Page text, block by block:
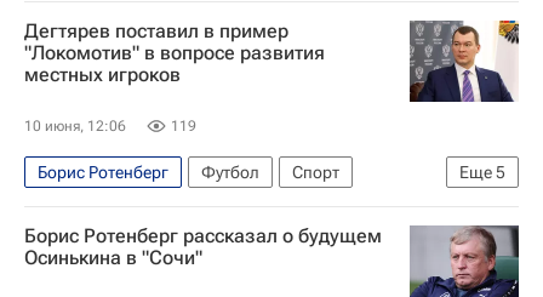
Дегтярев поставил в пример
"Локомотив" в вопросе развития
местных игроков
10 июня, 12:06 119
Еще5
Борис Ротенберг Футбол
Спорт
Россия
Михаил Дегтярев
Олимпийский комитет России (ОКР)
Борис Ротенберг рассказал о будущем
Осинькина в "Сочи"